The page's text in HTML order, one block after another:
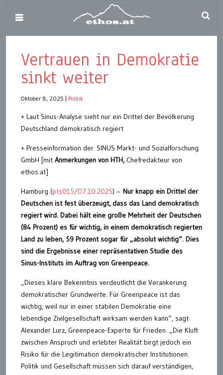
Vertrauen in Demokratie
sinkt weiter
Oktober 8, 2025 Politik
+ Laut Sinus-Analyse sieht nur ein Drittel der Bevölkerung
Deutschland demokratisch regiert
+ Presseinformation der SINUS Markt- und Sozialforschung
GmbH [mit Anmerkungen von HTH,Chefredakteur von
ethos.at]
Hamburg (pts015/07.10.2025) – Nur knapp ein Drittel der
Deutschen ist fest überzeugt, dass das Land demokratisch
regiert wird. Dabei hält eine große Mehrheit der Deutschen
(84 Prozent) es für wichtig, in einem demokratisch regierten
Land zu leben, 59 Prozent sogar für „absolut wichtig“. Dies
sind die Ergebnisse einer repräsentativen Studie des
Sinus-Instituts im Auftrag von Greenpeace.
„Dieses klare Bekenntnis verdeutlicht die Verankerung
demokratischer Grundwerte. Für Greenpeace ist das
wichtig, weil nur in einer stabilen Demokratie eine
lebendige Zivilgesellschaft wirksam werden kann“, sagt
Alexander Lurz, Greenpeace-Experte für Frieden. „Die Kluft
zwischen Anspruch und erlebter Realität birgt jedoch ein
Risiko für die Legitimation demokratischer Institutionen.
Politik und Gesellschaft müssen sich darauf verständigen,